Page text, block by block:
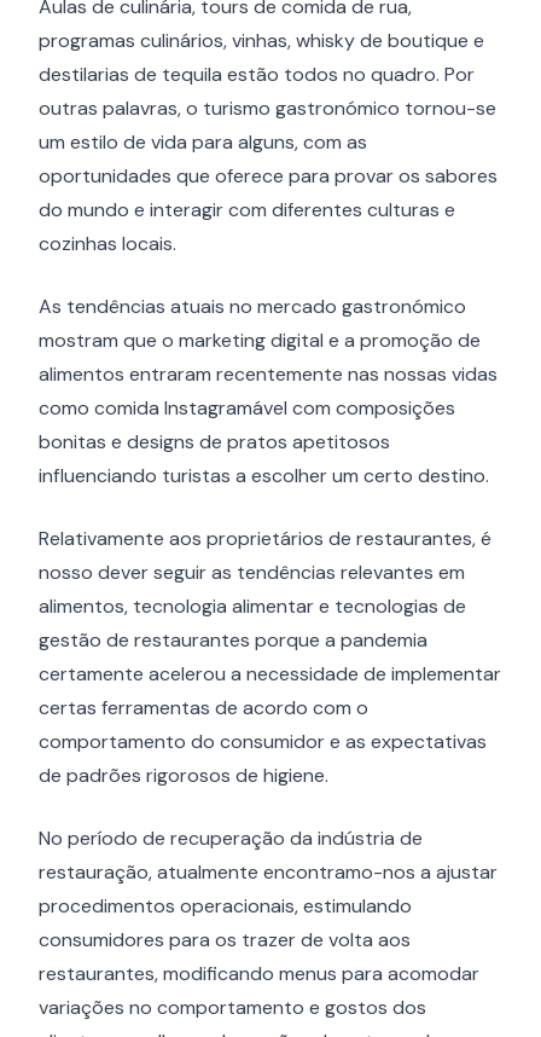
Aulas de culinária, tours de comida de rua,
programas culinários, vinhas, whisky de boutique e
destilarias de tequila estão todos no quadro. Por
outras palavras, o turismo gastronómico tornou-se
um estilo de vida para alguns, com as
oportunidades que oferece para provar os sabores
do mundo e interagir com diferentes culturas e
cozinhas locais.
As tendências atuais no mercado gastronómico
mostram que o marketing digital e a promoção de
alimentos entraram recentemente nas nossas vidas
como comida Instagramável com composições
bonitas e designs de pratos apetitosos
influenciando turistas a escolher um certo destino.
Relativamente aos proprietários de restaurantes, é
nosso dever seguir as tendências relevantes em
alimentos, tecnologia alimentar e tecnologias de
gestão de restaurantes porque a pandemia
certamente acelerou a necessidade de implementar
certas ferramentas de acordo com o
comportamento do consumidor e as expectativas
de padrões rigorosos de higiene.
No período de recuperação da indústria de
restauração, atualmente encontramo-nos a ajustar
procedimentos operacionais, estimulando
consumidores para os trazer de volta aos
restaurantes, modificando menus para acomodar
variações no comportamento e gostos dos